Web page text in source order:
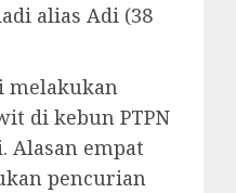
alias Adi (38
melakukan
di kebun PTPN
Alasan empat
pencurian